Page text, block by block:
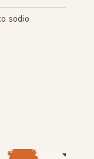
sodio